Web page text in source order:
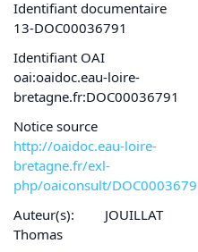
Identifiant documentaire
13-DOC00036791
Identifiant OAI
oai:oaidoc.eau-loire-
bretagne.fr:DOC00036791
Notice source
http://oaidoc.eau-loire-
bretagne.fr/exl-
php/oaiconsult/
Auteur(s):
JOUILLAT
Thomas